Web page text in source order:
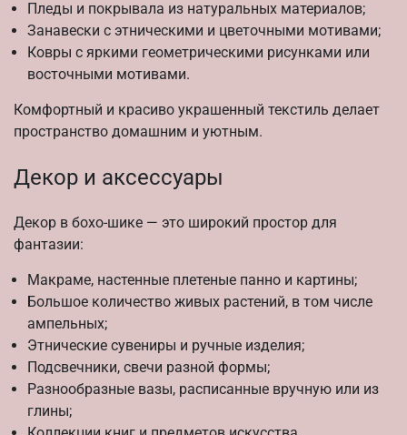
Пледы и покрывала из натуральных материалов;
Занавески с этническими и цветочными мотивами;
Ковры с яркими геометрическими рисунками или
восточными мотивами.
Комфортный и красиво украшенный текстиль делает
пространство домашним и уютным.
Декор и аксессуары
Декор в бохо-шике — это широкий простор для
фантазии:
Макраме, настенные плетеные панно и картины;
Большое количество живых растений, в том числе
ампельных;
Этнические сувениры и ручные изделия;
Подсвечники, свечи разной формы;
Разнообразные вазы, расписанные вручную или из
глины;